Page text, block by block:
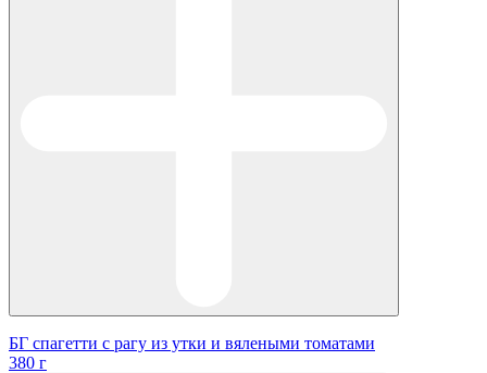
БГ спагетти с рагу из утки и вялеными томатами
380 г